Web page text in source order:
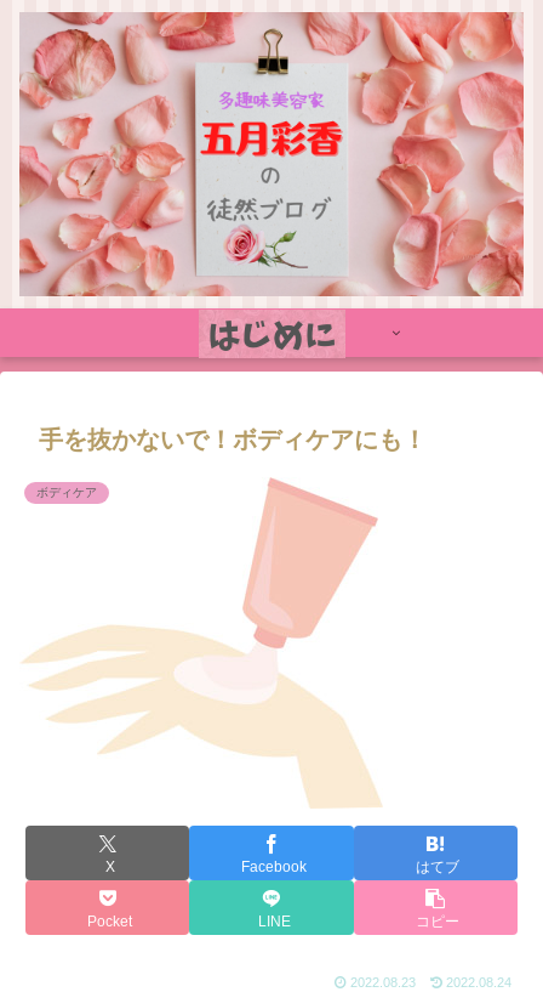
手を抜かないで！ボディケアにも！
ボディケア
X Facebook はてブ
Pocket LINE コピー
2022.08.23 2022.08.24